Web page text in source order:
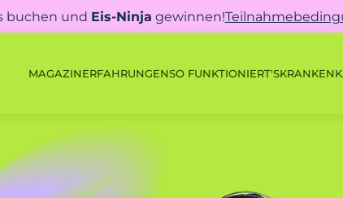
buchen und Eis-Ninja gewinnen!
MAGAZINERFAHRUNGENSO FUNKTIONIERT'S